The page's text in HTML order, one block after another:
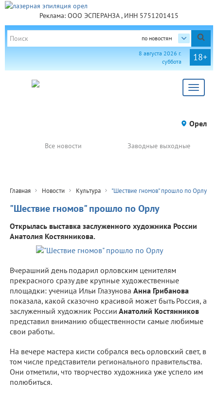
Реклама: ООО ЭСПЕРАНЗА , ИНН 5751201415
по новостям
18+
8 августа 2026 г.
суббота
Toggle
Орел
Все новости Заводные выходные
Главная Новости Культура "Шествие гномов" прошло по Орлу
"Шествие гномов" прошло по Орлу
Открылась выставка заслуженного художника России
Анатолия Костянникова.
Вчерашний день подарил орловским ценителям
прекрасного сразу две крупные художественные
площадки: ученица Ильи Глазунова Анна Грибанова
показала, какой сказочно красивой может быть Россия, а
заслуженный художник России Анатолий Костянников
представил вниманию общественности самые любимые
свои работы.
На вечере мастера кисти собрался весь орловский свет, в
том числе представители регионального правительства.
Они отметили, что творчество художника уже успело им
полюбиться.